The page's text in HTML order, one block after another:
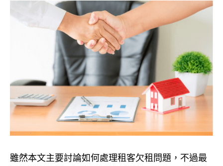
雖然本文主要討論如何處理租客欠租問題，不過最